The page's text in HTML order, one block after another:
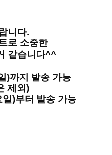
니다.
로 소중한
같습니다^^
)까지 발송 가능
제외)
)부터 발송 가능